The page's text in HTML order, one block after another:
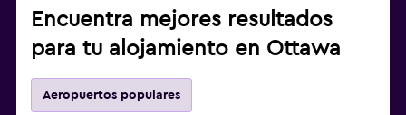
Encuentra mejores resultados
para tu alojamiento en Ottawa
Aeropuertos populares